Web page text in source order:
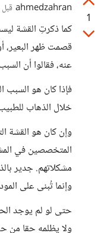
1
ahmedzahran
كما ذكرتِ القشة
قصمت ظهر البعير،
عنه، فقالوا أن
فإذا كان هو السبب
خلال الذهاب
وإن كان هو القشة
المتخصصين في
مشكلاتهم. جدير
وإنما تُبنى على
حتى لو لم يوجد
ولا يظلمه حقا من